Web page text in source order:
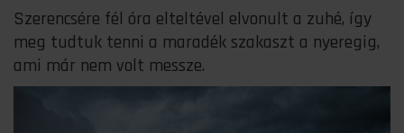
Szerencsére fél óra elteltével elvonult a zuhé, így
meg tudtuk tenni a maradék szakaszt a nyeregig,
ami már nem volt messze.